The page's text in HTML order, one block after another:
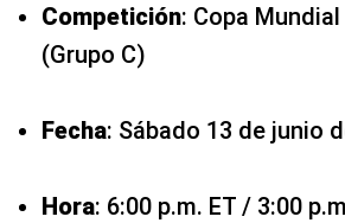
Competición: Copa Mundial
(Grupo C)
Fecha: Sábado 13 de junio
Hora: 6:00 p.m. ET / 3:00